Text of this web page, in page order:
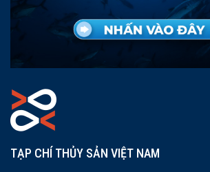
TẠP CHÍ THỦY SẢN VIỆT NAM